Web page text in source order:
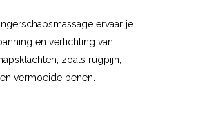
ervaar je
en verlichting van
zoals rugpijn,
vermoeide benen.